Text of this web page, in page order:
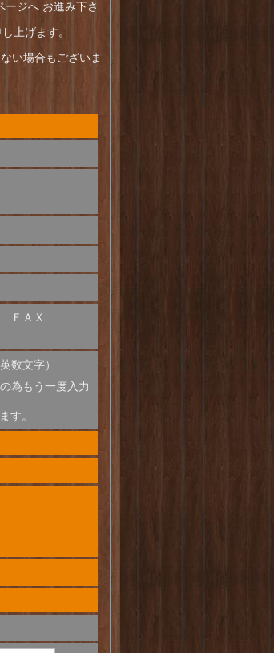
ジへ お進み下さ
上げます。
い場合もございま
ＡＸ
数文字）
為もう一度入力
す。